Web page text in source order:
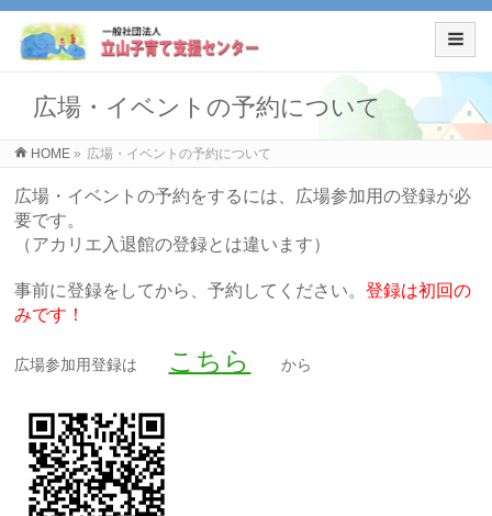
広場・イベントの予約について
HOME » 広場・イベントの予約について
広場・イベントの予約をするには、広場参加用の登録が必
要です。
（アカリエ入退館の登録とは違います）
事前に登録をしてから、予約してください。登録は初回の
みです！
広場参加用登録は こちら から